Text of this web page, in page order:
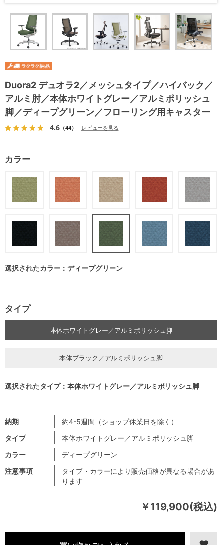
Duora2 デュオラ2／メッシュタイプ／ハイバック／
アルミ肘／本体ホワイトグレー／アルミポリッシュ
脚／ディープグリーン／フローリング用キャスター
4.6（44） レビューを見る
￥119,900(税込)
注意事項
タイプ・カラーにより販売価格が異なる場合があ
ります
納期
約4-5週間（ショップ休業日を除く）
タイプ
本体ホワイトグレー／アルミポリッシュ脚
カラー
ディープグリーン
カラー
選択されたカラー：ディープグリーン
タイプ
本体ホワイトグレー／アルミポリッシュ脚
本体ブラック／アルミポリッシュ脚
選択されたタイプ：本体ホワイトグレー／アルミポリッシュ脚